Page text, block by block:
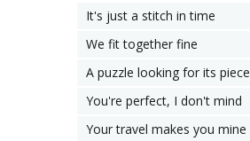
It's just a stitch in time
We fit together fine
A puzzle looking for its piece
You're perfect, I don't mind
Your travel makes you mine